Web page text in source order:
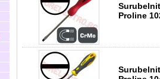
Surubelnita
Proline
Surubelnita